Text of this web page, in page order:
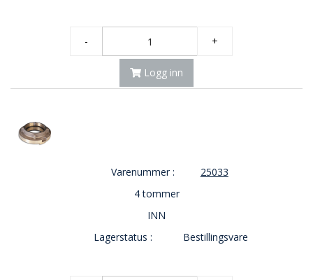
- +
Logg inn
Varenummer :
25033
4 tommer
INN
Lagerstatus :
Bestillingsvare